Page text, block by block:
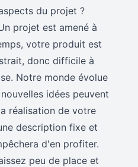
du projet ?
projet est amené à
votre produit est
donc difficile à
Notre monde évolue
idées peuvent
réalisation de votre
description fixe et
d'en profiter.
peu de place et